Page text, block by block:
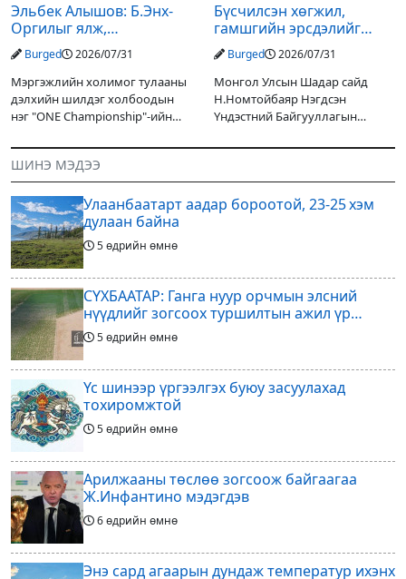
Эльбек Алышов: Б.Энх-
Оргилыг ялж,
гэрийнхэндээ байшин
авч өгнө
Burged 2026/07/31
Мэргэжлийн холимог тулааны
дэлхийн шилдэг холбоодын
нэг "ONE Championship"-ийн
өнөөдөр/2026.07.31/ болно. Энэ
өдөрлөгийн оргил тулааны
эзэд нь бантам жингийн аварга
Бүсчилсэн хөгжил,
гамшгийн эрсдэлийг
бууруулах чиглэлээр
НҮБ-тай хамтын
ажиллагаагаа
өргөжүүлэхээр санал
солилцлоо
Burged 2026/07/31
Монгол Улсын Шадар сайд
Н.Номтойбаяр Нэгдсэн
Үндэстний Байгууллагын
Хиердэнийг хүлээн авч уулзан,
ажиллагааны өнөөгийн байдал
болон цаашдын
ШИНЭ МЭДЭЭ
Улаанбаатарт аадар бороотой, 23-25 хэм
дулаан байна
5 өдрийн өмнө
СҮХБААТАР: Ганга нуур орчмын элсний
нүүдлийг зогсоох туршилтын ажил үр
дүнгээ өгч эхэлжээ
5 өдрийн өмнө
Үс шинээр үргээлгэх буюу засуулахад
тохиромжтой
5 өдрийн өмнө
Арилжааны төслөө зогсоож байгаагаа
Ж.Инфантино мэдэгдэв
6 өдрийн өмнө
Энэ сард агаарын дундаж температур ихэнх